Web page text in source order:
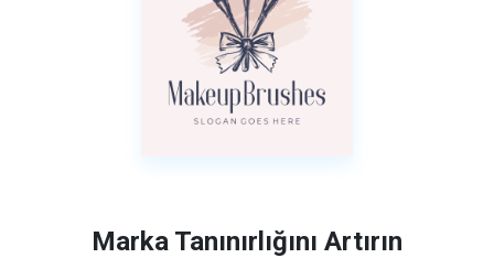
Marka Tanınırlığını Artırın